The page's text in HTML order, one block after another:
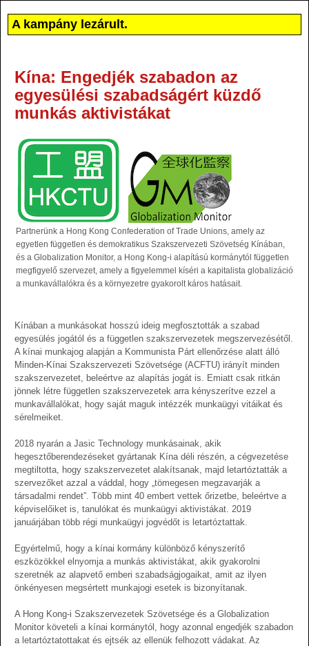
A kampány lezárult.
Kína: Engedjék szabadon az
egyesülési szabadságért küzdő
munkás aktivistákat
Partnerünk a Hong Kong Confederation of Trade Unions, amely az
egyetlen független és demokratikus Szakszervezeti Szövetség Kínában,
és a Globalization Monitor, a Hong Kong-i alapítású kormánytól független
megfigyelő szervezet, amely a figyelemmel kíséri a kapitalista globalizáció
a munkavállalókra és a környezetre gyakorolt káros hatásait.
Kínában a munkásokat hosszú ideig megfosztották a szabad
egyesülés jogától és a független szakszervezetek megszervezésétől.
A kínai munkajog alapján a Kommunista Párt ellenőrzése alatt álló
Minden-Kínai Szakszervezeti Szövetsége (ACFTU) irányít minden
szakszervezetet, beleértve az alapítás jogát is. Emiatt csak ritkán
jönnek létre független szakszervezetek arra kényszerítve ezzel a
munkavállalókat, hogy saját maguk intézzék munkaügyi vitáikat és
sérelmeiket.
2018 nyarán a Jasic Technology munkásainak, akik
hegesztőberendezéseket gyártanak Kína déli részén, a cégvezetése
megtiltotta, hogy szakszervezetet alakítsanak, majd letartóztatták a
szervezőket azzal a váddal, hogy „tömegesen megzavarják a
társadalmi rendet”. Több mint 40 embert vettek őrizetbe, beleértve a
képviselőiket is, tanulókat és munkaügyi aktivistákat. 2019
januárjában több régi munkaügyi jogvédőt is letartóztattak.
Egyértelmű, hogy a kínai kormány különböző kényszerítő
eszközökkel elnyomja a munkás aktivistákat, akik gyakorolni
szeretnék az alapvető emberi szabadságjogaikat, amit az ilyen
önkényesen megsértett munkajogi esetek is bizonyítanak.
A Hong Kong-i Szakszervezetek Szövetsége és a Globalization
Monitor követeli a kínai kormánytól, hogy azonnal engedjék szabadon
a letartóztatottakat és ejtsék az ellenük felhozott vádakat. Az